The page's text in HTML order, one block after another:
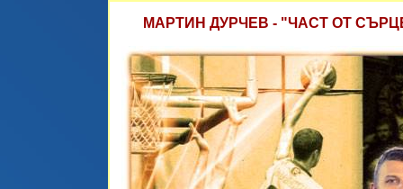
МАРТИН ДУРЧЕВ - "ЧАСТ ОТ